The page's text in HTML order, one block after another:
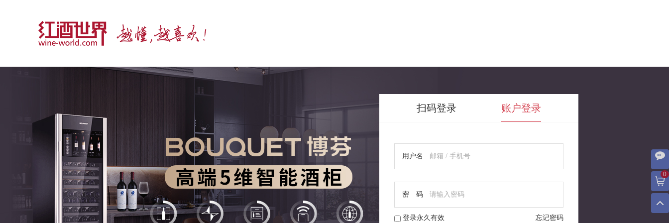
扫码登录 账户登录
用户名
密 码
登录永久有效 忘记密码
0